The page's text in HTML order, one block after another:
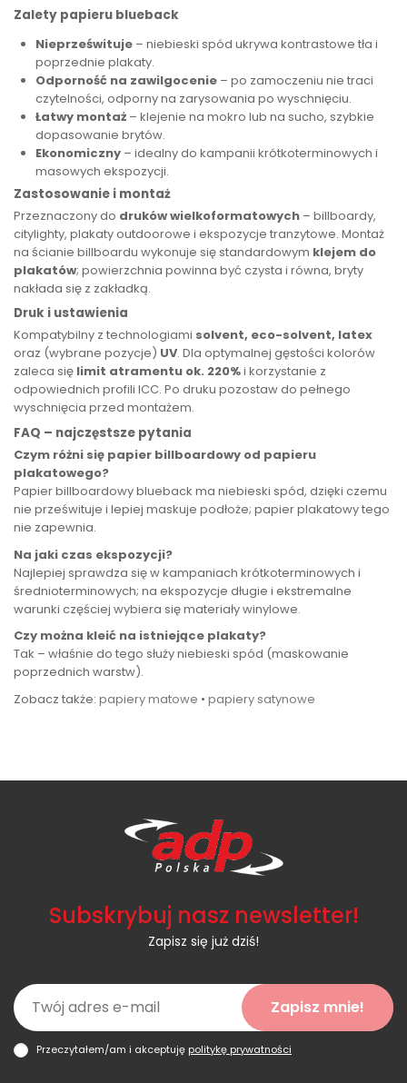
Zalety papieru blueback
Nieprześwituje – niebieski spód ukrywa kontrastowe tła i
poprzednie plakaty.
Odporność na zawilgocenie – po zamoczeniu nie traci
czytelności, odporny na zarysowania po wyschnięciu.
Łatwy montaż – klejenie na mokro lub na sucho, szybkie
dopasowanie brytów.
Ekonomiczny – idealny do kampanii krótkoterminowych i
masowych ekspozycji.
Zastosowanie i montaż
Przeznaczony do druków wielkoformatowych – billboardy,
citylighty, plakaty outdoorowe i ekspozycje tranzytowe. Montaż
na ścianie billboardu wykonuje się standardowym klejem do
plakatów; powierzchnia powinna być czysta i równa, bryty
nakłada się z zakładką.
Druk i ustawienia
Kompatybilny z technologiami solvent, eco-solvent, latex
oraz (wybrane pozycje) UV. Dla optymalnej gęstości kolorów
zaleca się limit atramentu ok. 220%i korzystanie z
odpowiednich profili ICC. Po druku pozostaw do pełnego
wyschnięcia przed montażem.
FAQ – najczęstsze pytania
Czym różni się papier billboardowy od papieru
plakatowego?
Papier billboardowy blueback ma niebieski spód, dzięki czemu
nie prześwituje i lepiej maskuje podłoże; papier plakatowy tego
nie zapewnia.
Na jaki czas ekspozycji?
Najlepiej sprawdza się w kampaniach krótkoterminowych i
średnioterminowych; na ekspozycje długie i ekstremalne
warunki częściej wybiera się materiały winylowe.
Czy można kleić na istniejące plakaty?
Tak – właśnie do tego służy niebieski spód (maskowanie
poprzednich warstw).
Zobacz także: papiery matowe • papiery satynowe
Subskrybuj nasz newsletter!
Zapisz się już dziś!
Zapisz mnie!
Przeczytałem/am i akceptuję politykę prywatności